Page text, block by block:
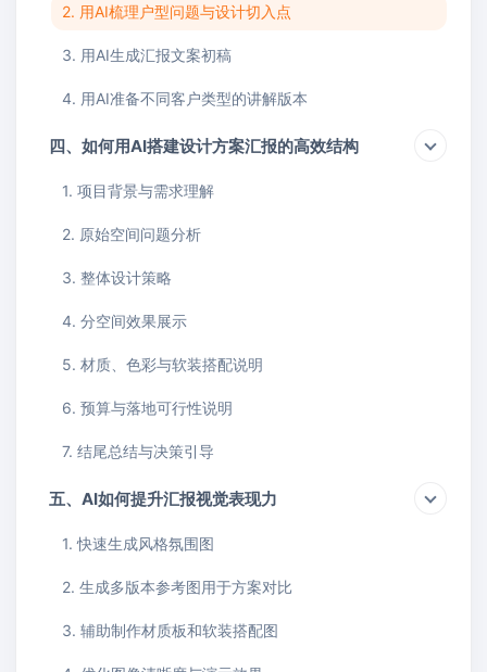
2. 用AI梳理户型问题与设计切入点
3. 用AI生成汇报文案初稿
4. 用AI准备不同客户类型的讲解版本
四、如何用AI搭建设计方案汇报的高效结构
1. 项目背景与需求理解
2. 原始空间问题分析
3. 整体设计策略
4. 分空间效果展示
5. 材质、色彩与软装搭配说明
6. 预算与落地可行性说明
7. 结尾总结与决策引导
五、AI如何提升汇报视觉表现力
1. 快速生成风格氛围图
2. 生成多版本参考图用于方案对比
3. 辅助制作材质板和软装搭配图